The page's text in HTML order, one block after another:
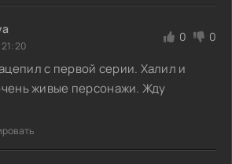
0 0
с первой серии. Халил и
живые персонажи. Жду